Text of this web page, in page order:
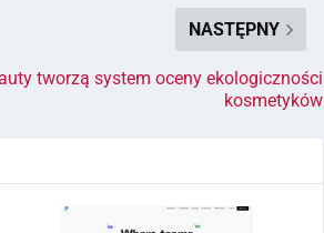
NASTĘPNY
tworzą system oceny ekologiczności
kosmetyków